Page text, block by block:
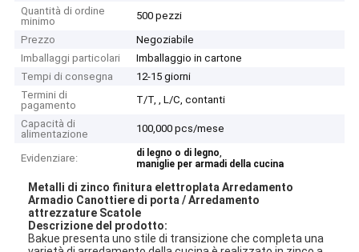
Quantità di ordine
minimo
500 pezzi
Prezzo
Negoziabile
Imballaggi particolari
Imballaggio in cartone
Tempi di consegna
12-15 giorni
Termini di
pagamento
T/T, , L/C, contanti
Capacità di
alimentazione
100,000 pcs/mese
Evidenziare: di legno o di legno,
maniglie per armadi della cucina
Metalli di zinco finitura elettroplata Arredamento
Armadio Canottiere di porta / Arredamento
attrezzature Scatole
Descrizione del prodotto:
Bakue presenta uno stile di transizione che completa una